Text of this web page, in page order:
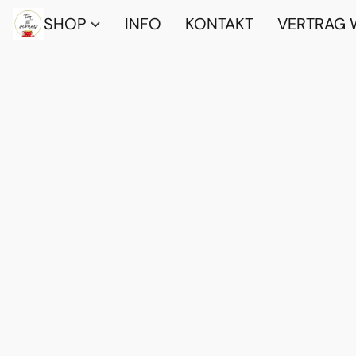
SHOP INFO KONTAKT VERTRAG